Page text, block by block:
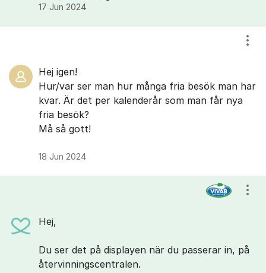
17 Jun 2024
Hej igen!
Hur/var ser man hur många fria besök man har
kvar. Är det per kalenderår som man får nya
fria besök?
Må så gott!
18 Jun 2024
Hej,
Du ser det på displayen när du passerar in, på
återvinningscentralen.